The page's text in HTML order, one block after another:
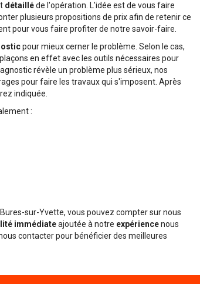
détailléde l'opération. L'idée est de vous faire
plusieurs propositions de prix afin de retenir ce
pour vous faire profiter de notre savoir-faire.
pour mieux cerner le problème. Selon le cas,
en effet avec les outils nécessaires pour
révèle un problème plus sérieux, nos
pour faire les travaux qui s'imposent. Après
indiquée.
:
sur-Yvette, vous pouvez compter sur nous
immédiateajoutée à notre expériencenous
contacter pour bénéficier des meilleures